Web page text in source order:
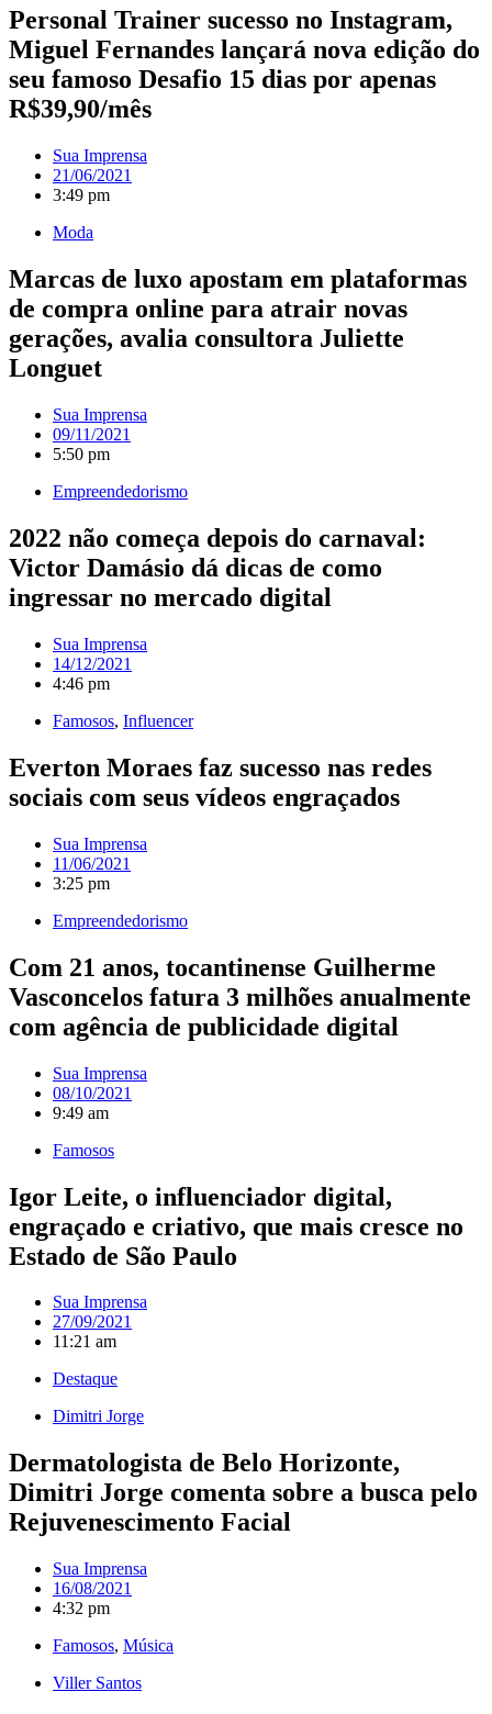
Personal Trainer sucesso no Instagram,
Miguel Fernandes lançará nova edição do
seu famoso Desafio 15 dias por apenas
R$39,90/mês
Sua Imprensa
21/06/2021
3:49 pm
Moda
Marcas de luxo apostam em plataformas
de compra online para atrair novas
gerações, avalia consultora Juliette
Longuet
Sua Imprensa
09/11/2021
5:50 pm
Empreendedorismo
2022 não começa depois do carnaval:
Victor Damásio dá dicas de como
ingressar no mercado digital
Sua Imprensa
14/12/2021
4:46 pm
Famosos, Influencer
Everton Moraes faz sucesso nas redes
sociais com seus vídeos engraçados
Sua Imprensa
11/06/2021
3:25 pm
Empreendedorismo
Com 21 anos, tocantinense Guilherme
Vasconcelos fatura 3 milhões anualmente
com agência de publicidade digital
Sua Imprensa
08/10/2021
9:49 am
Famosos
Igor Leite, o influenciador digital,
engraçado e criativo, que mais cresce no
Estado de São Paulo
Sua Imprensa
27/09/2021
11:21 am
Destaque
Dimitri Jorge
Dermatologista de Belo Horizonte,
Dimitri Jorge comenta sobre a busca pelo
Rejuvenescimento Facial
Sua Imprensa
16/08/2021
4:32 pm
Famosos, Música
Viller Santos